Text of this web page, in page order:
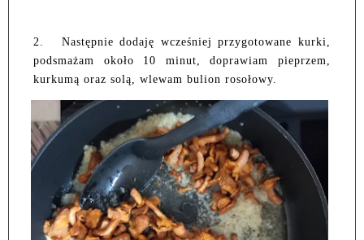
2.
Następnie dodaję wcześniej przygotowane kurki,
podsmażam około 10 minut, doprawiam pieprzem,
kurkumą oraz solą, wlewam bulion rosołowy.